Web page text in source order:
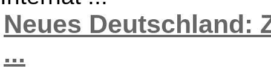
Neues Deutschland:
...